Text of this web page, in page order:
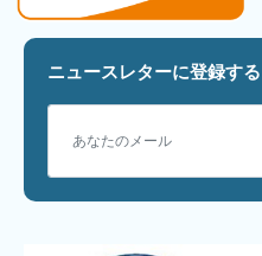
ニュースレターに登録する